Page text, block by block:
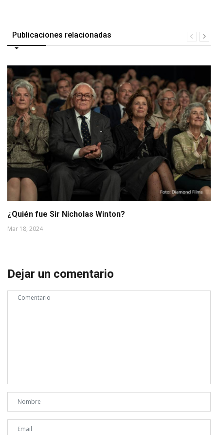
Publicaciones relacionadas
¿Quién fue Sir Nicholas Winton?
Mar 18, 2024
Dejar un comentario